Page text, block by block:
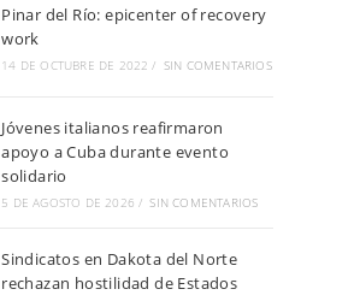
Pinar del Río: epicenter of recovery
work
14 DE OCTUBRE DE 2022 / SIN COMENTARIOS
Jóvenes italianos reafirmaron
apoyo a Cuba durante evento
solidario
5 DE AGOSTO DE 2026 / SIN COMENTARIOS
Sindicatos en Dakota del Norte
rechazan hostilidad de Estados